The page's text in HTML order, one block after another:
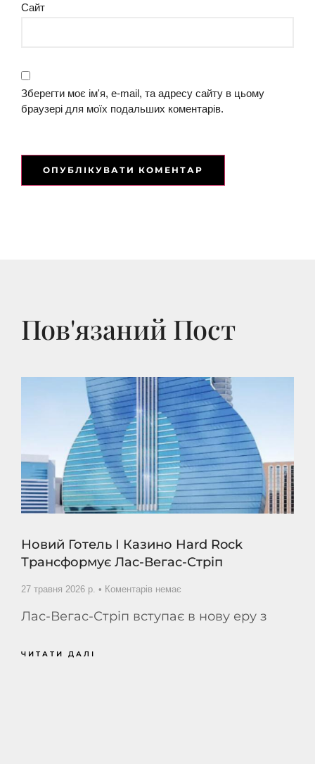
Сайт
Зберегти моє ім'я, e-mail, та адресу сайту в цьому
браузері для моїх подальших коментарів.
Пов'язаний Пост
Новий Готель І Казино Hard Rock
Трансформує Лас-Вегас-Стріп
27 травня 2026 р. Коментарів немає
Лас-Вегас-Стріп вступає в нову еру з
ЧИТАТИ ДАЛІ